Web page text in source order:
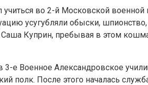
во 2-й Московской
усугубляли обыски,
Куприн, пребывая в этом
3-е Военное Александровское
полк. После этого началась